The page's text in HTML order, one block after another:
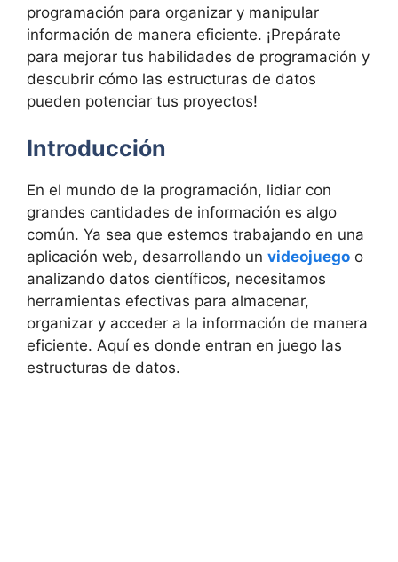
programación para organizar y manipular
información de manera eficiente. ¡Prepárate
para mejorar tus habilidades de programación y
descubrir cómo las estructuras de datos
pueden potenciar tus proyectos!
Introducción
En el mundo de la programación, lidiar con
grandes cantidades de información es algo
común. Ya sea que estemos trabajando en una
aplicación web, desarrollando un videojuego o
analizando datos científicos, necesitamos
herramientas efectivas para almacenar,
organizar y acceder a la información de manera
eficiente. Aquí es donde entran en juego las
estructuras de datos.